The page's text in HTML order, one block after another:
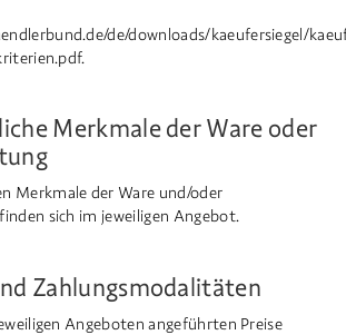
de/downloads/kaeufersiegel/
Merkmale der Ware oder
Merkmale der Ware und/oder
sich im jeweiligen Angebot.
Zahlungsmodalitäten
Angeboten angeführten Preise